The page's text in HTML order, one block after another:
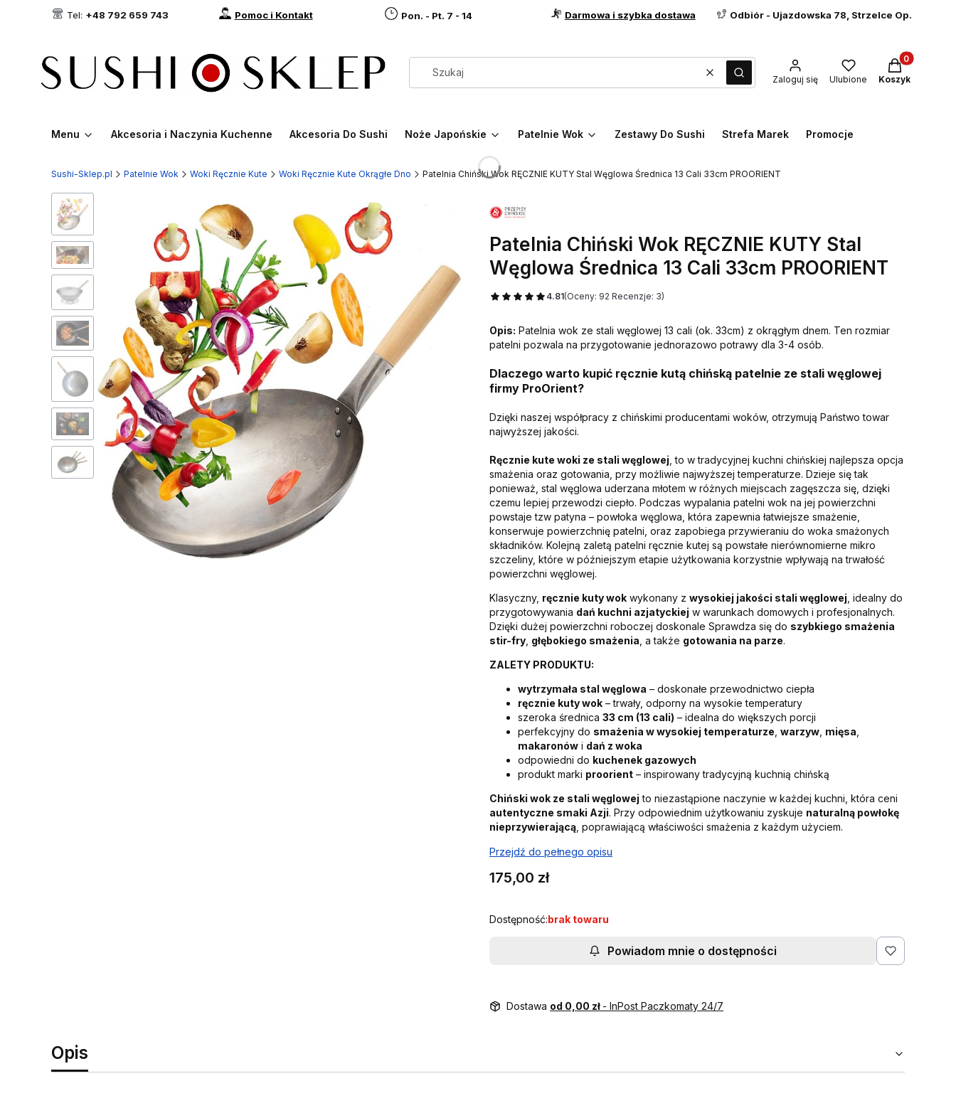
Tel: +48 792 659 743 Pomoc i Kontakt Pon. - Pt. 7 - 14 Darmowa i szybka dostawa Odbiór - Ujazdowska 78, Strzelce Op.
WyczyśćSzukaj Zaloguj się Ulubione
Produkty w
Koszyk
Menu Akcesoria i Naczynia Kuchenne Akcesoria Do Sushi Noże Japońskie Patelnie Wok Zestawy Do Sushi Strefa Marek Promocje
Sushi-Sklep.pl Patelnie Wok Woki Ręcznie Kute Woki Ręcznie Kute Okrągłe Dno Patelnia Chiński Wok RĘCZNIE KUTY Stal Węglowa Średnica 13 Cali 33cm PROORIENT
Patelnia Chiński Wok RĘCZNIE KUTY Stal
Węglowa Średnica 13 Cali 33cm PROORIENT
4.81(Oceny: 92 Recenzje: 3)
Opis: Patelnia wok ze stali węglowej 13 cali (ok. 33cm) z okrągłym dnem. Ten rozmiar
patelni pozwala na przygotowanie jednorazowo potrawy dla 3-4 osób.
Dlaczego warto kupić ręcznie kutą chińską patelnie ze stali węglowej
firmy ProOrient?
Dzięki naszej współpracy z chińskimi producentami woków, otrzymują Państwo towar
najwyższej jakości.
Ręcznie kute woki ze stali węglowej , to w tradycyjnej kuchni chińskiej najlepsza opcja
smażenia oraz gotowania, przy możliwie najwyższej temperaturze. Dzieje się tak
ponieważ, stal węglowa uderzana młotem w różnych miejscach zagęszcza się, dzięki
czemu lepiej przewodzi ciepło. Podczas wypalania patelni wok na jej powierzchni
powstaje tzw patyna – powłoka węglowa, która zapewnia łatwiejsze smażenie,
konserwuje powierzchnię patelni, oraz zapobiega przywieraniu do woka smażonych
składników. Kolejną zaletą patelni ręcznie kutej są powstałe nierównomierne mikro
szczeliny, które w późniejszym etapie użytkowania korzystnie wpływają na trwałość
powierzchni węglowej.
Klasyczny, ręcznie kuty wok wykonany z wysokiej jakości stali węglowej , idealny do
przygotowywania dań kuchni azjatyckiej w warunkach domowych i profesjonalnych.
Dzięki dużej powierzchni roboczej doskonale Sprawdza się do szybkiego smażenia
stir-fry głębokiego smażenia , a także gotowania na parze.
ZALETY PRODUKTU:
wytrzymała stal węglowa – doskonałe przewodnictwo ciepła
ręcznie kuty wok – trwały, odporny na wysokie temperatury
szeroka średnica 33 cm (13 cali) – idealna do większych porcji
perfekcyjny do smażenia w wysokiej temperaturze warzyw mięsa
makaronów i dań z woka
odpowiedni do kuchenek gazowych
produkt marki proorient – inspirowany tradycyjną kuchnią chińską
Chiński wok ze stali węglowej to niezastąpione naczynie w każdej kuchni, która ceni
autentyczne smaki Azji. Przy odpowiednim użytkowaniu zyskuje naturalną powłokę
nieprzywierającą , poprawiającą właściwości smażenia z każdym użyciem.
Przejdź do pełnego opisu
Cena
175,00 zł
Dostępność:brak towaru
Powiadom mnie o dostępności
Dostawa od 0,00 zł - InPost Paczkomaty 24/7
Opis